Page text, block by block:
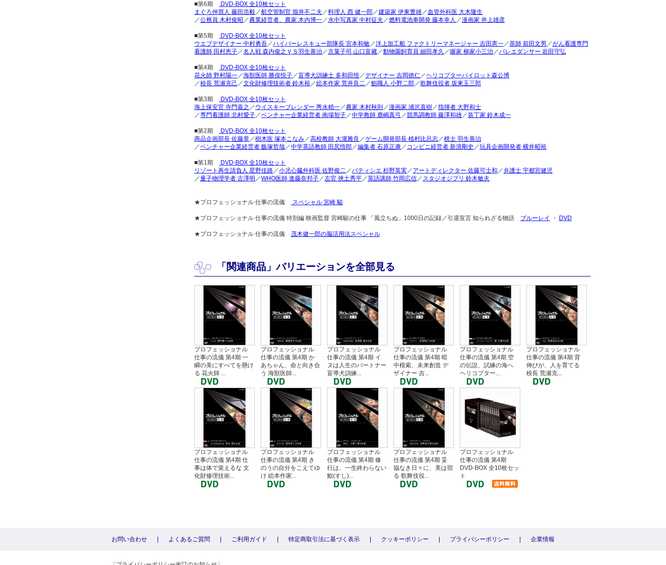
■第6期
DVD-BOX 全10枚セット
まぐろ仲買人 藤田浩毅／航空管制官 堀井不二夫 ／料理人 西 健一郎／建築家 伊東豊雄／ 血管外科医 大木隆生
／公務員 木村俊昭 ／ 農業経営者、農家 木内博一／水中写真家 中村征夫 ／燃料電池車開発 藤本幸人 ／漫画家 井上雄彦
■第5期
DVD-BOX 全10枚セット
ウエブデザイナー 中村勇吾／ハイパーレスキュー部隊長 宮本和敏／洋上加工船 ファクトリーマネージャー 吉田憲一／茶師 前田文男 ／がん看護専門
看護師 田村恵子／名人戦 森内俊之ＶＳ羽生善治／京菓子司 山口富藏／動物園飼育員 細田孝久 ／噺家 柳家小三治／バレエダンサー 岩田守弘
■第4期
DVD-BOX 全10枚セット
花火師 野村陽一／海獣医師 勝俣悦子／盲導犬訓練士 多和田悟／デザイナー 吉岡徳仁／ヘリコプターパイロット森公博
／校長 荒瀬克己 ／文化財修理技術者 鈴木裕／絵本作家 荒井良二／鮨職人 小野二郎／歌舞伎役者 坂東玉三郎
■第3期
DVD-BOX 全10枚セット
海上保安官 寺門嘉之 ／ ウイスキーブレンダー 輿水精一／ 農家 木村秋則 ／漫画家 浦沢直樹／指揮者 大野和士
／専門看護師 北村愛子／ベンチャー企業経営者 南場智子／中学教師 鹿嶋真弓 ／競馬調教師 藤澤和雄／装丁家 鈴木成一
■第2期
DVD-BOX 全10枚セット
商品企画部長 佐藤章／樹木医 塚本こなみ／高校教師 大瀧雅良 ／ゲーム開発部長 植村比呂志／棋士 羽生善治
／ベンチャー企業経営者 飯塚哲哉／中学英語教師 田尻悟郎／編集者 石原正康／ コンビニ経営者 新浪剛史 ／玩具企画開発者 横井昭裕
■第1期
DVD-BOX 全10枚セット
リゾート再生請負人 星野佳路／小児心臓外科医 佐野俊二／パティシエ 杉野英実／ アートディレクター 佐藤可士和 ／弁護士 宇都宮健児
／量子物理学者 古澤明 ／WHO医師 進藤奈邦子／左官 挾土秀平／英語講師 竹岡広信／ スタジオジブリ 鈴木敏夫
★プロフェッショナル 仕事の流儀 スペシャル 宮崎 駿
★プロフェッショナル 仕事の流儀 特別編 映画監督 宮崎駿の仕事 「風立ちぬ」1000日の記録／引退宣言 知られざる物語 ブルーレイ ・ DVD
★プロフェッショナル 仕事の流儀 茂木健一郎の脳活用法スペシャル
「関連商品」バリエーションを全部見る
プロフェッショナル
仕事の流儀 第4期 一
瞬の美にすべてを懸け
る 花火師 ...
プロフェッショナル
仕事の流儀 第4期 か
あちゃん、命と向き合
う 海獣医師...
プロフェッショナル
仕事の流儀 第4期 イ
ヌは人生のパートナー
盲導犬訓練...
プロフェッショナル
仕事の流儀 第4期 暗
中模索、未来創造 デ
ザイナー 吉...
プロフェッショナル
仕事の流儀 第4期 空
の伝説、試練の海へ
ヘリコプター...
プロフェッショナル
仕事の流儀 第4期 背
伸びが、人を育てる
校長 荒瀬克...
プロフェッショナル
仕事の流儀 第4期 仕
事は体で覚えるな 文
化財修理技術...
プロフェッショナル
仕事の流儀 第4期 き
のうの自分をこえてゆ
け 絵本作家...
プロフェッショナル
仕事の流儀 第4期 修
行は、一生終わらない
鮨(すし)...
プロフェッショナル
仕事の流儀 第4期 妥
協なき日々に、美は宿
る 歌舞伎役...
プロフェッショナル
仕事の流儀 第4期
DVD-BOX 全10枚セッ
ト
お問い合わせ よくあるご質問 ご利用ガイド 特定商取引法に基づく表示 クッキーポリシー プライバシーポリシー 企業情報